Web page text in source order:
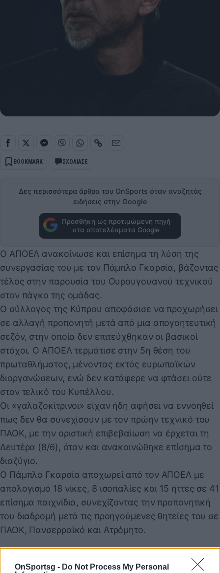
OnSportsg - Do Not Process My Personal
BOOKMARK ΣΧΟΛΙΑΣΕ
Δες περισσότερα άρθρα του OnSports όταν αναζητάς
ειδήσεις στην Google
Προσθήκη ως προτιμώμενη πηγή
στα αποτελέσματα Google
Ο ΑΠΟΕΛ ανακοίνωσε και επίσημα τη λύση της
συνεργασίας του με τον Πάμπλο Γκαρσία, βάζοντας
τέλος στην παρουσία του Ουρουγουανού τεχνικού
στον πάγκο της ομάδας.
Ο σύλλογος της Κύπρου αποφάσισε να προχωρήσει
σε αλλαγή προπονητή μετά από μια απογοητευτική
σεζόν, στην οποία δεν επιτεύχθηκαν οι βασικοί
στόχοι. Ο ΑΠΟΕΛ τερμάτισε στην 5η θέση του
πρωταθλήματος, μένοντας εκτός ευρωπαϊκών
διοργανώσεων, ενώ δεν κατάφερε να φτάσει ούτε
στον τελικό του Κυπέλλου.
Οι «γαλαζοκίτρινοι» είχαν ήδη αφήσει να εννοηθεί
πως δεν θα συνεχίσουν με τον πρώην τεχνικό του
ΠΑΟΚ, με την οριστική επιβεβαίωση να έρχεται τη
Δευτέρα (8/6), όταν και ανακοινώθηκε επίσημα το
διαζύγιο.
Ο Πάμπλο Γκαρσία αποχωρεί από τον ΑΠΟΕΛ με
απολογισμό 18 νίκες, 8 ισοπαλίες και 15 ήττες σε 41
επίσημα παιχνίδια, συνεχίζοντας την προπονητική
του διαδρομή μετά τις προηγούμενες θητείες του σε
ΠΑΟΚ, Πανσερραϊκό και Ατρόμητο.